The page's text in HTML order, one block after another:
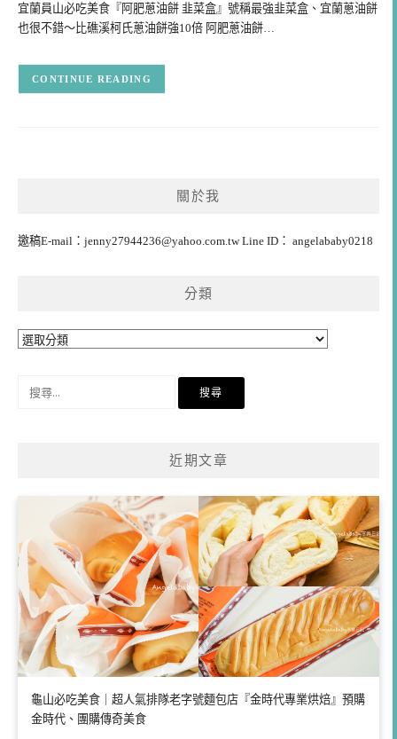
宜蘭員山必吃美食『阿肥蔥油餅 韭菜盒』號稱最強韭菜盒、宜蘭蔥油餅
也很不錯～比礁溪柯氏蔥油餅強10倍 阿肥蔥油餅…
CONTINUE READING
關於我
邀稿E-mail： jenny27944236@yahoo.com.twLine ID： angelababy0218
分類
分
近期文章
龜山必吃美食｜超人氣排隊老字號麵包店『金時代專業烘焙』預購
金時代、團購傳奇美食